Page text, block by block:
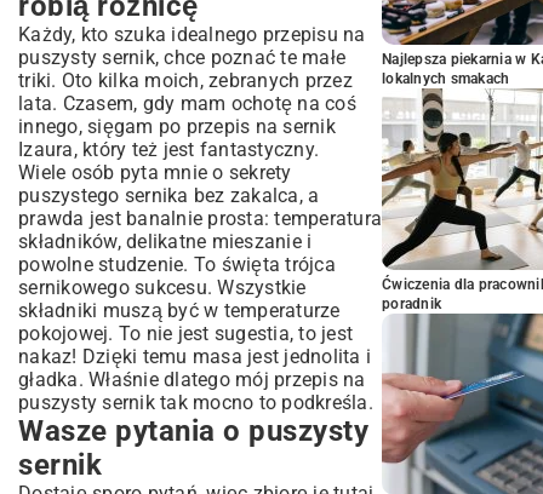
Każdy, kto szuka idealnego przepisu na
puszysty sernik, chce poznać te małe
triki. Oto kilka moich, zebranych przez
lata. Czasem, gdy mam ochotę na coś
innego, sięgam po przepis nasernik
Izaura, który też jest fantastyczny.
Wiele osób pyta mnie o sekrety
puszystego sernika bez zakalca, a
prawda jest banalnie prosta: temperatura
składników, delikatne mieszanie i
powolne studzenie. To święta trójca
sernikowego sukcesu. Wszystkie
składniki muszą być w temperaturze
pokojowej. To nie jest sugestia, to jest
nakaz! Dzięki temu masa jest jednolita i
gładka. Właśnie dlatego mój przepis na
puszysty sernik tak mocno to podkreśla.
Wasze pytania o puszysty
sernik
Najlepsza piekarnia w
lokalnych smakach
Ćwiczenia dla
poradnik